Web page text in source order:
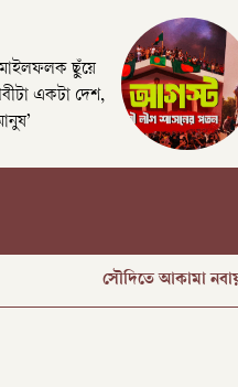
ছুঁয়ে
একটা দেশ,
রক্তে অর্জিত জাতীয়
ক্যাম্পাসগুলোকে
সৌদিতে আকামা